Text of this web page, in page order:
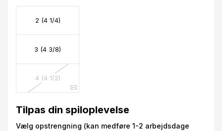
2 (4 1/4)
3 (4 3/8)
4 (4 1/2)
Tilpas din spiloplevelse
Vælg opstrengning (kan medføre 1-2 arbejdsdage